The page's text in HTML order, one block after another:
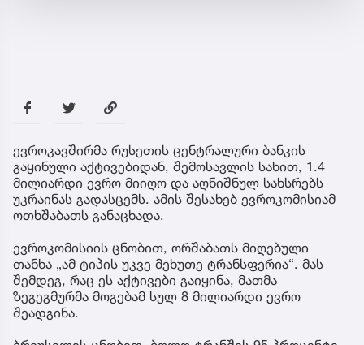
ევროკავშირმა რუსეთის ცენტრალური ბანკის
გაყინული აქტივებიდან, შემოსავლის სახით, 1.4
მილიარდი ევრო მიიღო და აღნიშნულ სახსრებს
უკრაინას გადასცემს. ამის შესახებ ევროკომისიამ
ოთხშაბათს განაცხადა.
ევროკომისიის ცნობით, ორშაბათს მიღებული
თანხა „ამ ტიპის უკვე მეხუთე ტრანსფერია“. მას
შემდეგ, რაც ეს აქტივები გაიყინა, მათმა
ზეგეგმურმა მოგებამ სულ 8 მილიარდი ევრო
შეადგინა.